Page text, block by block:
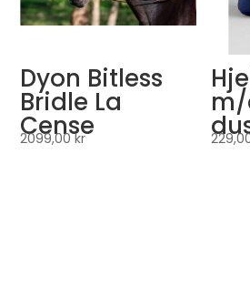
Dyon Bitless
Bridle La
Cense
2099,00kr